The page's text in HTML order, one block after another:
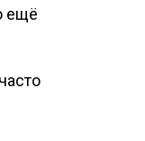
ещё